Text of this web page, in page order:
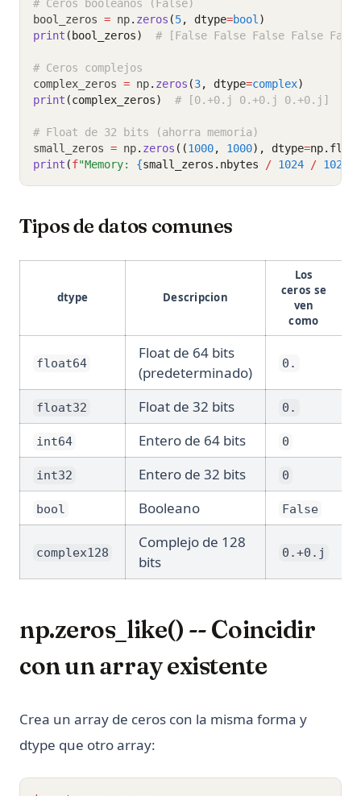
# Ceros booleanos (False)
bool_zeros = np. zeros (5, dtype=bool )
print (bool_zeros) # [False False False False
# Ceros complejos
complex_zeros = np. zeros (3, dtype=complex)
print (complex_zeros) # [0.+0.j 0.+0.j 0.+0.j]
# Float de 32 bits (ahorra memoria)
small_zeros = np. zeros ((1000, 1000), dtype=
print (f"Memory: {small_zeros.nbytes / 1024 / 1024
Tipos de datos comunes
dtype Descripcion
Los
ceros se
ven
como
float64
Float de 64 bits
(predeterminado)
0.
float32 Float de 32 bits 0.
int64 Entero de 64 bits 0
int32 Entero de 32 bits 0
bool Booleano False
complex128
Complejo de 128
bits
0.+0.j
np.zeros_like() -- Coincidir
con un array existente
Crea un array de ceros con la misma forma y
dtype que otro array: